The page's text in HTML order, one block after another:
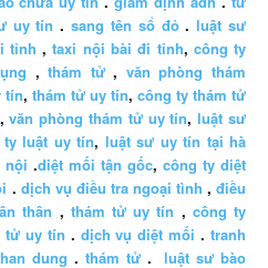
uy tín .sang tên sổ đỏ.luật sư
tỉnh ,taxi nội bài đi tỉnh, công ty
,thám tử, văn phòng thám
tín, thám tử uy tín, công ty thám tử
,văn phòng thám tử uy tín,luật sư
ty luật uy tín, luật sư uy tín tại hà
nội .diệt mối tận gốc, công ty diệt
. dịch vụ điều tra ngoại tình ,điều
thân , thám tử uy tín , công ty
tử uy tín . dịch vụ diệt mối .tranh
dung . thám tử.luật sư bào